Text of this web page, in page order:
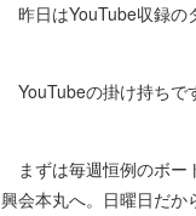
昨日はYouTube収録の
YouTubeの掛け持ちで
まずは毎週恒例のボー
興会本丸へ。日曜日だか